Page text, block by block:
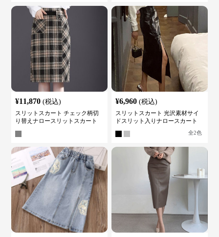
¥11,870 (税込)
スリットスカート チェック柄切
り替えナロースリットスカート
¥6,960 (税込)
スリットスカート 光沢素材サイ
ドスリット入りナロースカート
全2色